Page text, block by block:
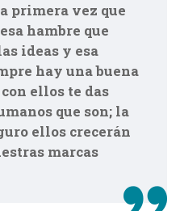
primera vez que
hambre que
ideas y esa
hay una buena
ellos te das
que son; la
ellos crecerán
marcas